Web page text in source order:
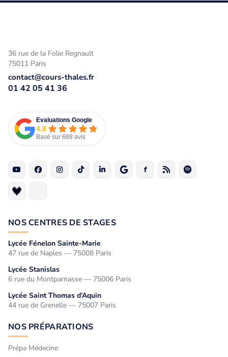
36 rue de la Folie Regnault
75011 Paris
contact@cours-thales.fr
01 42 05 41 36
Evaluations Google
4.8
Basé sur 688 avis
NOS CENTRES DE STAGES
Lycée Fénelon Sainte-Marie
47 rue de Naples — 75008 Paris
Lycée Stanislas
6 rue du Montparnasse — 75006 Paris
Lycée Saint Thomas d’Aquin
44 rue de Grenelle — 75007 Paris
NOS PRÉPARATIONS
Prépa Médecine